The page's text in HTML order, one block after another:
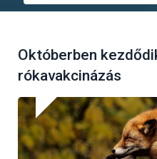
Októberben
rókavakcinázás